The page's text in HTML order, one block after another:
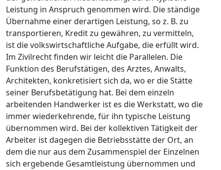
Leistung in Anspruch genommen wird. Die ständige
Übernahme einer derartigen Leistung, so z. B. zu
transportieren, Kredit zu gewähren, zu vermitteln,
ist die volkswirtschaftliche Aufgabe, die erfüllt wird.
Im Zivilrecht finden wir leicht die Parallelen. Die
Funktion des Berufstätigen, des Arztes, Anwalts,
Architekten, konkretisiert sich da, wo er die Stätte
seiner Berufsbetätigung hat. Bei dem einzeln
arbeitenden Handwerker ist es die Werkstatt, wo die
immer wiederkehrende, für ihn typische Leistung
übernommen wird. Bei der kollektiven Tätigkeit der
Arbeiter ist dagegen die Betriebsstätte der Ort, an
dem die nur aus dem Zusammenspiel der Einzelnen
sich ergebende Gesamtleistung übernommen und